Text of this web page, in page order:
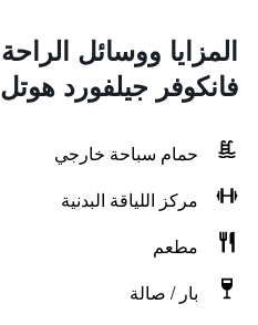
المزايا ووسائل
فانكوفر جيلفورد هوتل
حمام سباحة خارجي
مركز اللياقة البدنية
مطعم
بار / صالة